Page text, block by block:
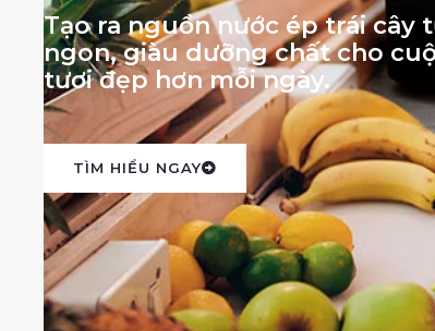
Tạo ra nguồn nước ép trái cây
ngon, giàu dưỡng chất cho
tươi đẹp hơn mỗi ngày.
TÌM HIỂU NGAY